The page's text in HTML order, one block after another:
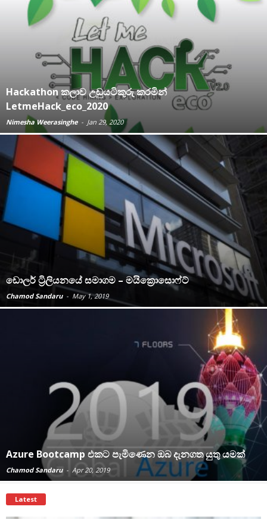
Hackathon කලාව උඩුයටිකුරු කරමින්
LetmeHack_eco_2020
Nimesha Weerasinghe - Jan 29, 2020
ඩොලර් ට්‍රිලියනයේ සමාගම – මයික්‍රොසොෆ්ට්
Chamod Sandaru - May 1, 2019
Azure Bootcamp එකට පැමිණෙන ඔබ දැනගත යුතු යමක්
Chamod Sandaru - Apr 20, 2019
Latest